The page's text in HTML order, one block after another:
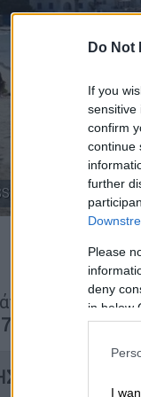
Do Not
If you
sensitive
confirm
continue
further
Please
deny
in below
I
του ένας
750€ άφησε